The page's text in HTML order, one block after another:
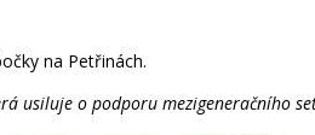
na Petřinách.
usiluje o podporu mezigeneračního